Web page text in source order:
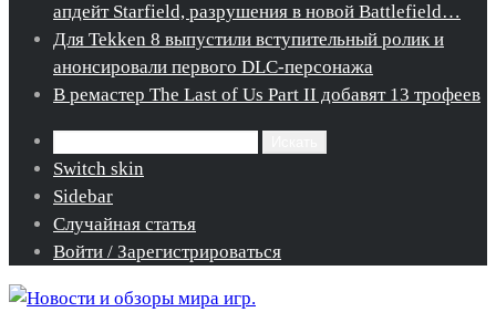
апдейт Starfield, разрушения в новой Battlefield…
Для Tekken 8 выпустили вступительный ролик и
анонсировали первого DLC-персонажа
В ремастер The Last of Us Part II добавят 13 трофеев
Switch skin
Sidebar
Случайная статья
Войти / Зарегистрироваться